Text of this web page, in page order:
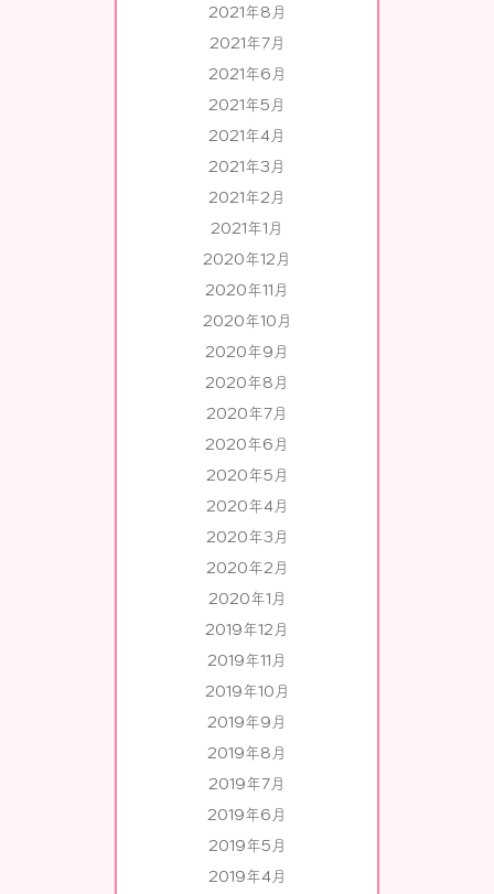
2021年8月
2021年7月
2021年6月
2021年5月
2021年4月
2021年3月
2021年2月
2021年1月
2020年12月
2020年11月
2020年10月
2020年9月
2020年8月
2020年7月
2020年6月
2020年5月
2020年4月
2020年3月
2020年2月
2020年1月
2019年12月
2019年11月
2019年10月
2019年9月
2019年8月
2019年7月
2019年6月
2019年5月
2019年4月